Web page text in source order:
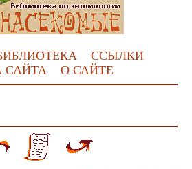
ССЫЛКИ
САЙТА
О САЙТЕ